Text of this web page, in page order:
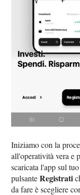
Iniziamo con la
all'operatività vera e
scaricata l'app sul
pulsanteRegistrati
da fare è scegliere